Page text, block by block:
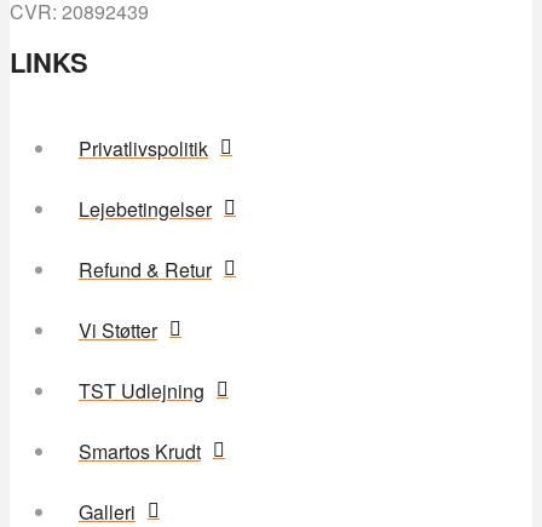
CVR: 20892439
LINKS
Privatlivspolitik
Lejebetingelser
Refund & Retur
Vi Støtter
TST Udlejning
Smartos Krudt
Galleri